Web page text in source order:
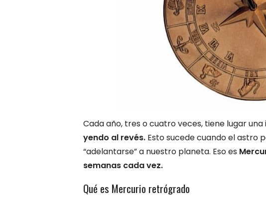
Cada año, tres o cuatro veces, tiene lugar una
yendo al revés. Esto sucede cuando el astro
“adelantarse” a nuestro planeta. Eso es
semanas cada vez.
Qué es Mercurio retrógrado